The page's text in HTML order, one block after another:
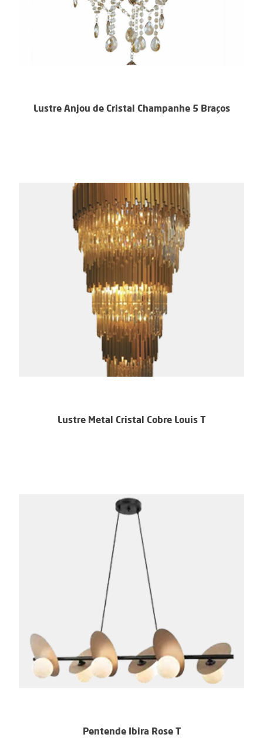
Lustre Anjou de Cristal Champanhe 5 Braços
Lustre Metal Cristal Cobre Louis T
Pentende Ibira Rose T